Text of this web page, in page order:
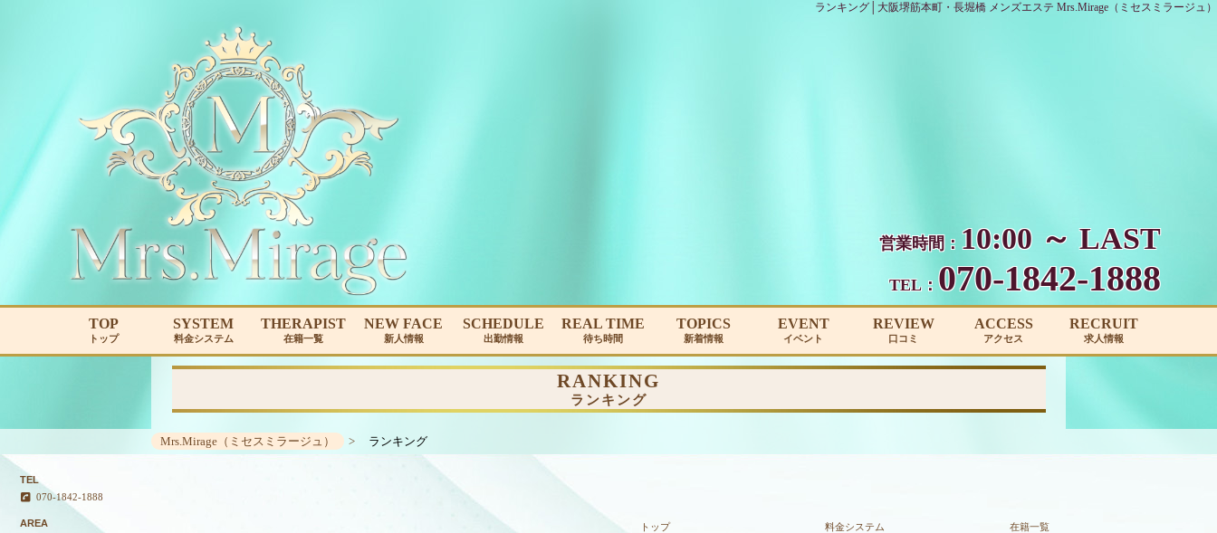
ランキング│大阪堺筋本町・長堀橋 メンズエステ Mrs.Mirage（ミセスミラージュ）
営業時間： 10:00 ～ LAST
TEL： 070-1842-1888
TOP
トップ
SYSTEM
料金システム
THERAPIST
在籍一覧
NEW FACE
新人情報
SCHEDULE
出勤情報
REAL TIME
待ち時間
TOPICS
新着情報
EVENT
イベント
REVIEW
口コミ
ACCESS
アクセス
RECRUIT
求人情報
RANKING
ランキング
Mrs.Mirage（ミセスミラージュ） ランキング
TEL
070-1842-1888
AREA
トップ 料金システム
在籍一覧